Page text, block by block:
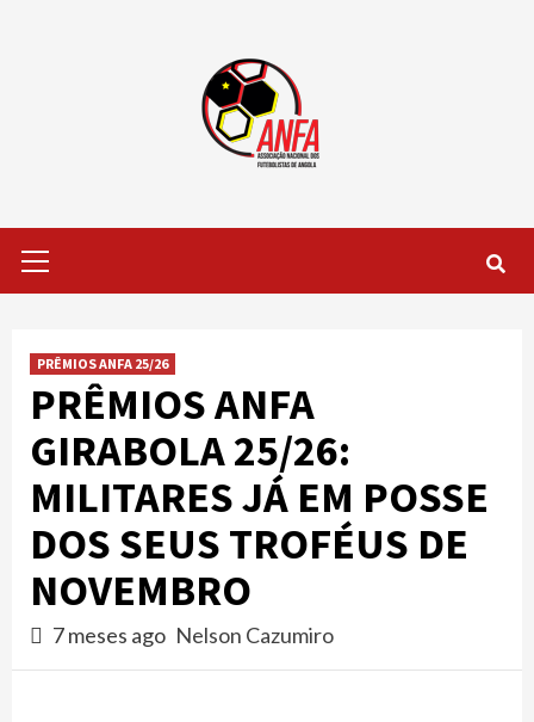
Menu
PRÊMIOS ANFA 25/26
PRÊMIOS ANFA
GIRABOLA 25/26:
MILITARES JÁ EM POSSE
DOS SEUS TROFÉUS DE
NOVEMBRO
7 meses ago Nelson Cazumiro